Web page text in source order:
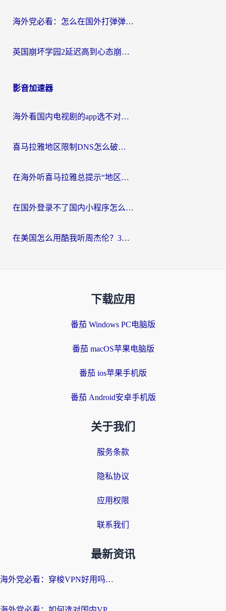
海外党必看：怎么在国外打弹弹堂不卡？番茄加速器亲测指南
英国崩坏学园2延迟高到心态崩？海外党国服游戏加速终极指南
影音加速器
海外看国内电视剧的app选不对？这份回国加速器避坑指南帮你流畅追剧
喜马拉雅地区限制DNS怎么破？海外党听国内音乐听书的终极解决方案
在海外听喜马拉雅总提示“地区限制”？3步轻松解除+听国内音乐全攻略
在国外登录不了国内小程序怎么办？选对回国加速器，轻松解锁国内资源
在美国怎么用酷我听周杰伦？3步搞定海外听歌难题
下载应用
番茄 Windows PC电脑版
番茄 macOS苹果电脑版
番茄 ios苹果手机版
番茄 Android安卓手机版
关于我们
服务条款
隐私协议
应用权限
联系我们
最新资讯
海外党必看：穿梭VPN好用吗？和云帆VPN对比哪个回国效果更好？附真实测评+避坑指南